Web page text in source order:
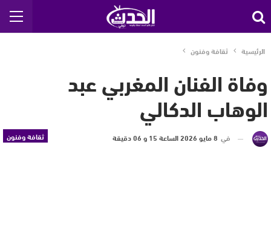
الرئيسية ثقافة وفنون
وفاة الفنان المغربي عبد
الوهاب الدكالي
ثقافة وفنون في 8 مايو 2026 الساعة 15 و 06 دقيقة